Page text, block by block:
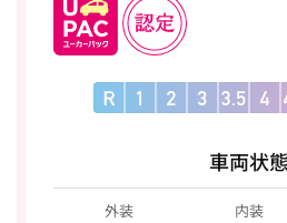
車両状態
外装 内装